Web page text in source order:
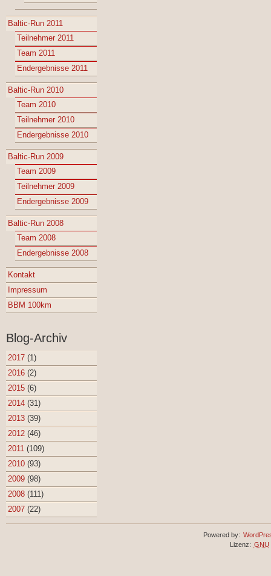
Baltic-Run 2011
Teilnehmer 2011
Team 2011
Endergebnisse 2011
Baltic-Run 2010
Team 2010
Teilnehmer 2010
Endergebnisse 2010
Baltic-Run 2009
Team 2009
Teilnehmer 2009
Endergebnisse 2009
Baltic-Run 2008
Team 2008
Endergebnisse 2008
Kontakt
Impressum
BBM 100km
Blog-Archiv
2017 (1)
2016 (2)
2015 (6)
2014 (31)
2013 (39)
2012 (46)
2011 (109)
2010 (93)
2009 (98)
2008 (111)
2007 (22)
Powered by:
Lizenz: GNU